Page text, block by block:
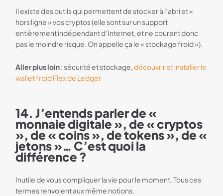
Il existe des outils qui permettent de stocker à l’abri et «
hors ligne » vos cryptos (elle sont sur un support
entièrement indépendant d’Internet, et ne courent donc
pas le moindre risque. On appelle ça le « stockage froid »).
Aller plus loin: sécurité et stockage,découvrir et installer le
wallet froid Flex de Ledger
14. J’entends parler de «
monnaie digitale », de « cryptos
», de « coins », de tokens », de «
jetons »… C’est quoi la
différence ?
Inutile de vous compliquer la vie pour le moment. Tous ces
termes renvoient aux même notions.